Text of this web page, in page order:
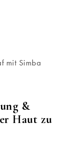
&
Haut zu